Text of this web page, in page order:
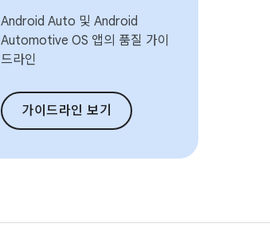
Android Auto 및 Android
Automotive OS 앱의 품질 가이
드라인
가이드라인 보기